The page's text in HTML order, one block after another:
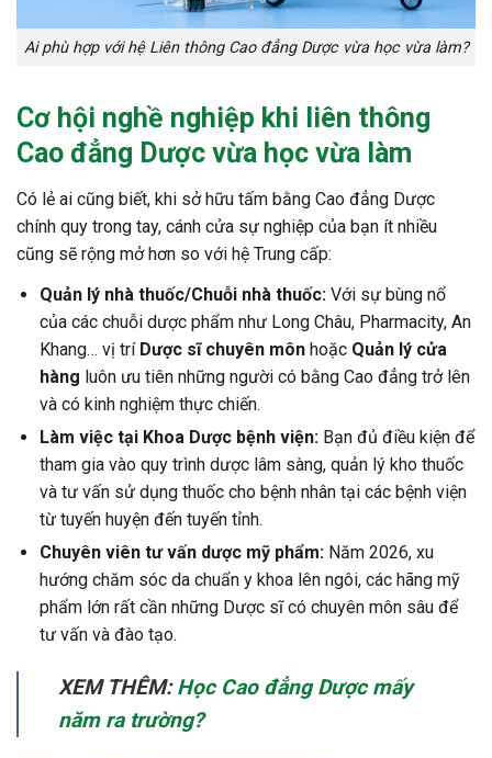
Ai phù hợp với hệ Liên thông Cao đẳng Dược vừa học vừa làm?
Cơ hội nghề nghiệp khi liên thông
Cao đẳng Dược vừa học vừa làm
Có lẻ ai cũng biết, khi sở hữu tấm bằng Cao đẳng Dược
chính quy trong tay, cánh cửa sự nghiệp của bạn ít nhiều
cũng sẽ rộng mở hơn so với hệ Trung cấp:
Quản lý nhà thuốc/Chuỗi nhà thuốc:Với sự bùng nổ
của các chuỗi dược phẩm như Long Châu, Pharmacity, An
Khang… vị trí Dược sĩ chuyên mônhoặc Quản lý cửa
hàng luôn ưu tiên những người có bằng Cao đẳng trở lên
và có kinh nghiệm thực chiến.
Làm việc tại Khoa Dược bệnh viện:Bạn đủ điều kiện để
tham gia vào quy trình dược lâm sàng, quản lý kho thuốc
và tư vấn sử dụng thuốc cho bệnh nhân tại các bệnh viện
từ tuyến huyện đến tuyến tỉnh.
Chuyên viên tư vấn dược mỹ phẩm:Năm 2026, xu
hướng chăm sóc da chuẩn y khoa lên ngôi, các hãng mỹ
phẩm lớn rất cần những Dược sĩ có chuyên môn sâu để
tư vấn và đào tạo.
XEM THÊM:Học Cao đẳng Dược mấy
năm ra trường?